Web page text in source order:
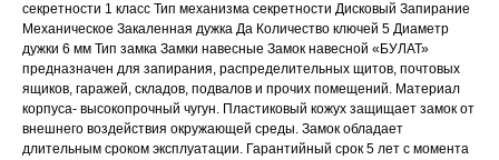
секретности 1 класс Тип механизма секретности Дисковый Запирание
Механическое Закаленная дужка Да Количество ключей 5 Диаметр
дужки 6 мм Тип замка Замки навесные Замок навесной «БУЛАТ»
предназначен для запирания, распределительных щитов, почтовых
ящиков, гаражей, складов, подвалов и прочих помещений. Материал
корпуса- высокопрочный чугун. Пластиковый кожух защищает замок от
внешнего воздействия окружающей среды. Замок обладает
длительным сроком эксплуатации. Гарантийный срок 5 лет с момента